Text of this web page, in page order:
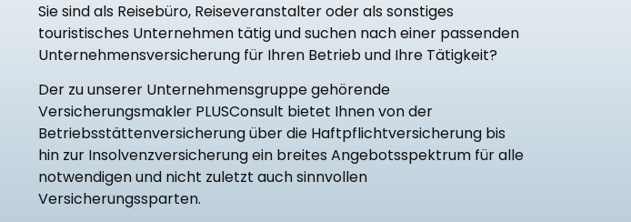
Sie sind als Reisebüro, Reiseveranstalter oder als sonstiges
touristisches Unternehmen tätig und suchen nach einer passenden
Unternehmensversicherung für Ihren Betrieb und Ihre Tätigkeit?
Der zu unserer Unternehmensgruppe gehörende
Versicherungsmakler PLUSConsult bietet Ihnen von der
Betriebsstättenversicherung über die Haftpflichtversicherung bis
hin zur Insolvenzversicherung ein breites Angebotsspektrum für alle
notwendigen und nicht zuletzt auch sinnvollen
Versicherungssparten.